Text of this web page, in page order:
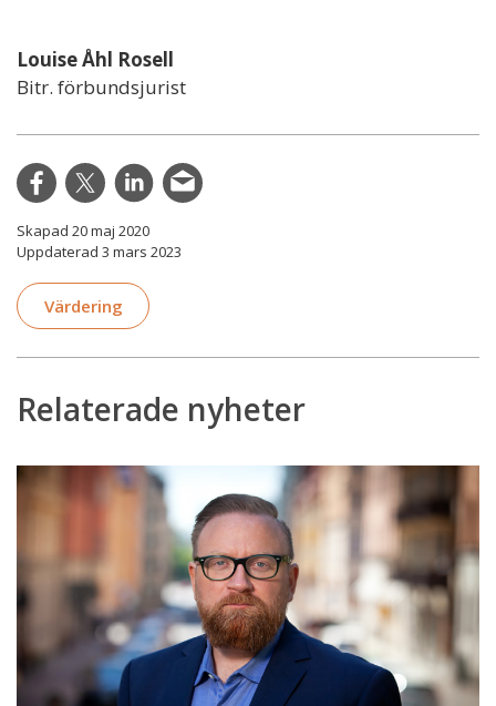
Louise Åhl Rosell
Bitr. förbundsjurist
Skapad 20 maj 2020
Uppdaterad 3 mars 2023
Värdering
Relaterade nyheter
Ska
man
vidta
att
kundkännedom
även